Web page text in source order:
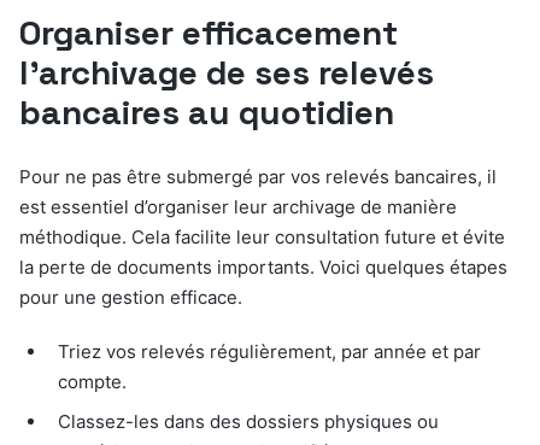
Organiser efficacement
l’archivage de ses relevés
bancaires au quotidien
Pour ne pas être submergé par vos relevés bancaires, il
est essentiel d’organiser leur archivage de manière
méthodique. Cela facilite leur consultation future et évite
la perte de documents importants. Voici quelques étapes
pour une gestion efficace.
Triez vos relevés régulièrement, par année et par
compte.
Classez-les dans des dossiers physiques ou